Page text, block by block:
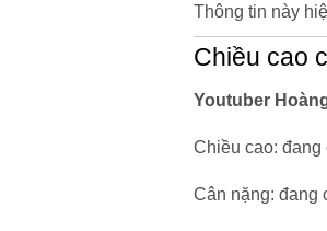
Thông tin này
Chiều cao
Youtuber
Chiều cao: đang
Cân nặng: đang